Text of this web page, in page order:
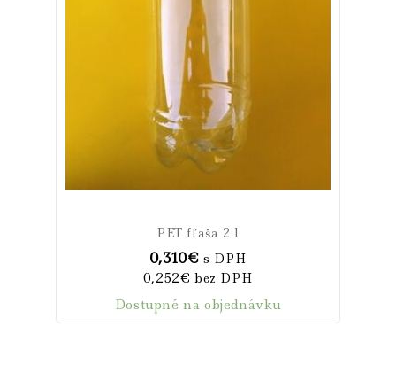
PET fľaša 2 l
0,310€ s DPH
0,252€ bez DPH
Dostupné na objednávku